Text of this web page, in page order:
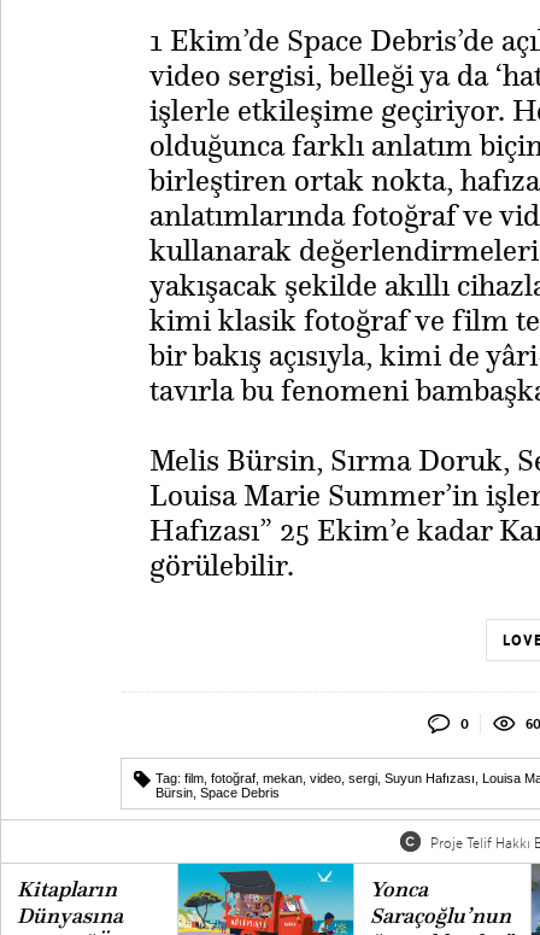
1 Ekim’de Space Debris’de
video sergisi, belleği ya da
işlerle etkileşime geçiriyor.
olduğunca farklı anlatım
birleştiren ortak nokta,
anlatımlarında fotoğraf ve
kullanarak değerlendirmeleri.
yakışacak şekilde akıllı
kimi klasik fotoğraf ve film
bir bakış açısıyla, kimi de
tavırla bu fenomeni
​Melis Bürsin, Sırma Doruk,
Louisa Marie Summer’in
Hafızası” 25 Ekim’e kadar
görülebilir.
0
Tag: film fotoğraf mekan video sergi Suyun Hafızası Louisa
Bürsin Space Debris
Proje Telif Hakkı
Kitapların
Dünyasına
Yonca
Saraçoğlu’nun